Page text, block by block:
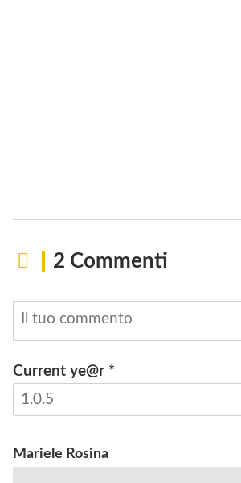
2 Commenti
Current ye@r *
Mariele Rosina